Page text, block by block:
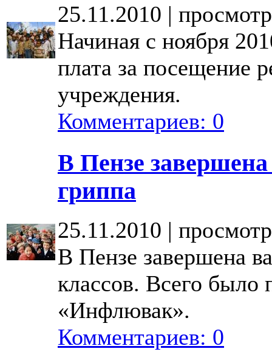
25.11.2010 |
Начиная с ноября
плата за посещение
учреждения.
Комментариев: 0
В Пензе
гриппа
25.11.2010 |
В Пензе завершена
классов. Всего было
«Инфлювак».
Комментариев: 0